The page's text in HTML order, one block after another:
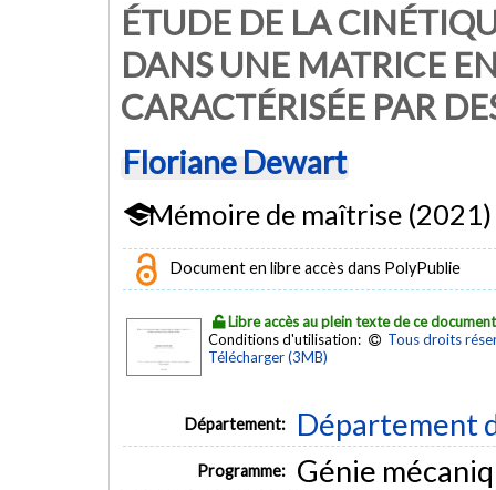
ÉTUDE DE LA
DANS UNE MATRICE
CARACTÉRISÉE PAR
Floriane Dewart
Mémoire de maîtrise (2021)
Document en libre accès dans PolyPublie
Libre accès au plein texte de ce document
Conditions d'utilisation:
Tous droits
Télécharger (3MB)
Département: Département
Programme: Génie